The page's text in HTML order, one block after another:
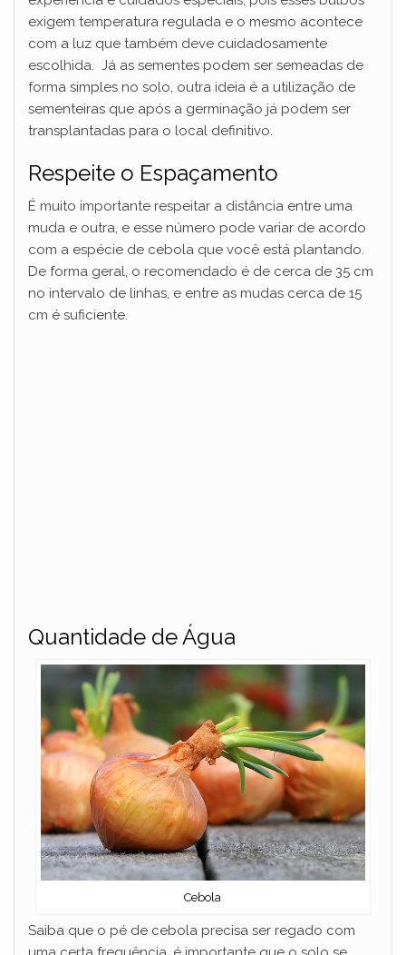
i
d
e
o
exigem temperatura regulada e o mesmo acontece
com a luz que também deve cuidadosamente
escolhida. Já as sementes podem ser semeadas de
forma simples no solo, outra ideia é a utilização de
sementeiras que após a germinação já podem ser
transplantadas para o local definitivo.
Respeite o Espaçamento
É muito importante respeitar a distância entre uma
muda e outra, e esse número pode variar de acordo
com a espécie de cebola que você está plantando.
De forma geral, o recomendado é de cerca de 35 cm
no intervalo de linhas, e entre as mudas cerca de 15
cm é suficiente.
Quantidade de Água
Cebola
Saiba que o pé de cebola precisa ser regado com